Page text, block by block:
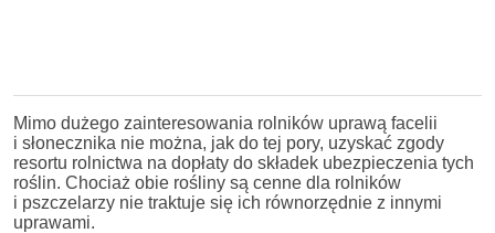
Mimo dużego zainteresowania rolników uprawą facelii
i słonecznika nie można, jak do tej pory, uzyskać zgody
resortu rolnictwa na dopłaty do składek ubezpieczenia tych
roślin. Chociaż obie rośliny są cenne dla rolników
i pszczelarzy nie traktuje się ich równorzędnie z innymi
uprawami.